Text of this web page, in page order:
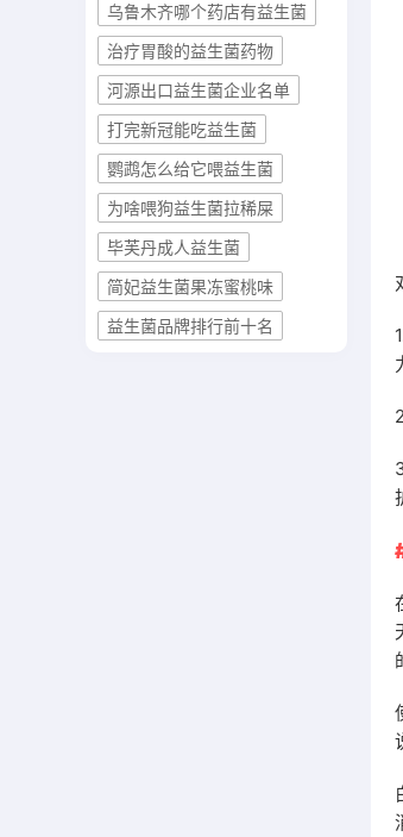
乌鲁木齐哪个药店有益生菌
治疗胃酸的益生菌药物
河源出口益生菌企业名单
打完新冠能吃益生菌
鹦鹉怎么给它喂益生菌
为啥喂狗益生菌拉稀屎
毕芙丹成人益生菌
简妃益生菌果冻蜜桃味
益生菌品牌排行前十名